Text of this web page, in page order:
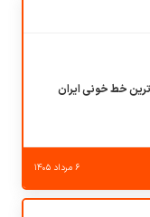
خط خونی ایران
۶ مرداد ۱۴۰۵